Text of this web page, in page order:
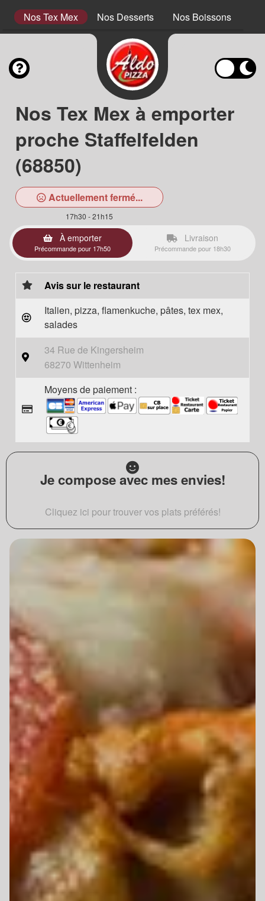
Nos Tex Mex Nos Desserts Nos Boissons
Nos Tex Mex à emporter
proche Staffelfelden
(68850)
Actuellement fermé...
17h30 - 21h15
À emporter
Précommande pour 17h50
Livraison
Précommande pour 18h30
Avis sur le restaurant
Italien, pizza, flamenkuche, pâtes, tex mex,
salades
34 Rue de Kingersheim
68270 Wittenheim
Moyens de paiement :
Je compose avec mes envies!
Cliquez ici pour trouver vos plats préférés!